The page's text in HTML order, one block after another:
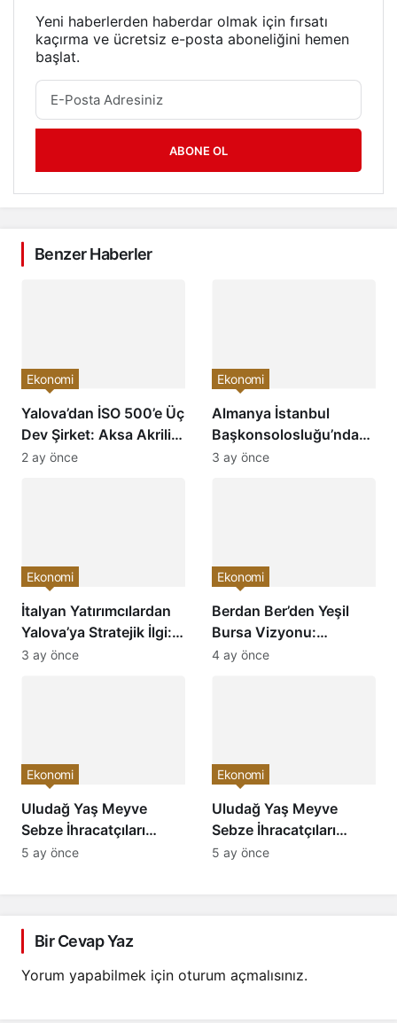
Yeni haberlerden haberdar olmak için fırsatı
kaçırma ve ücretsiz e-posta aboneliğini hemen
başlat.
ABONE OL
Benzer Haberler
Yalova’dan İSO 500’e Üç
Dev Şirket: Aksa Akrilik,
Akkim ve Aksa Karbon
Ekonomi
2 ay önce
Almanya İstanbul
Başkonsolosluğu’ndan
YTSO’ya Ziyaret:
Ekonomi
3 ay önce
İtalyan Yatırımcılardan
Yalova’ya Stratejik İlgi:
Katma Değerli Üretim
Ekonomi
3 ay önce
Berdan Ber’den Yeşil
Bursa Vizyonu:
“Memleket İhracatla
Ekonomi
4 ay önce
Uludağ Yaş Meyve
Sebze İhracatçıları
Birliği’nde Seçim
Vurgusu
Ekonomi
5 ay önce
Uludağ Yaş Meyve
Sebze İhracatçıları
Birliği’nde Başkanlık
Ekonomi
5 ay önce
Bir Cevap Yaz
Yorum yapabilmek için oturum açmalısınız.